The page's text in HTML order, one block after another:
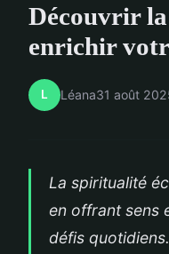
Découvrir
enrichir
L Léana31 août
La spiritualité
en offrant sens
défis